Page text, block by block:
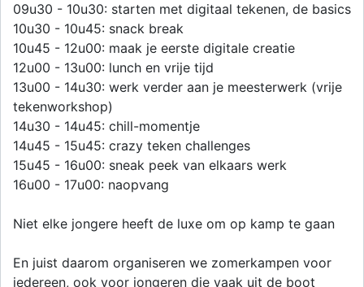
09u30 - 10u30: starten met digitaal tekenen, de basics
10u30 - 10u45: snack break
10u45 - 12u00: maak je eerste digitale creatie
12u00 - 13u00: lunch en vrije tijd
13u00 - 14u30: werk verder aan je meesterwerk (vrije
tekenworkshop)
14u30 - 14u45: chill-momentje
14u45 - 15u45: crazy teken challenges
15u45 - 16u00: sneak peek van elkaars werk
16u00 - 17u00: naopvang
Niet elke jongere heeft de luxe om op kamp te gaan
En juist daarom organiseren we zomerkampen voor
iedereen, ook voor jongeren die vaak uit de boot